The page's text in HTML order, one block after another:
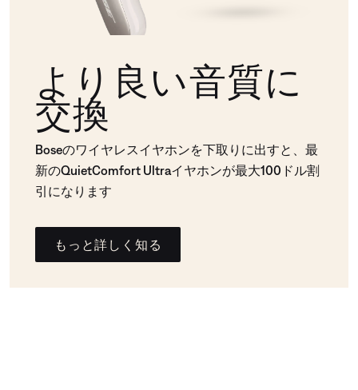
より良い音質に
交換
Boseのワイヤレスイヤホンを下取りに出すと、最
新のQuietComfort Ultraイヤホンが最大100ドル割
引になります
もっと詳しく知る